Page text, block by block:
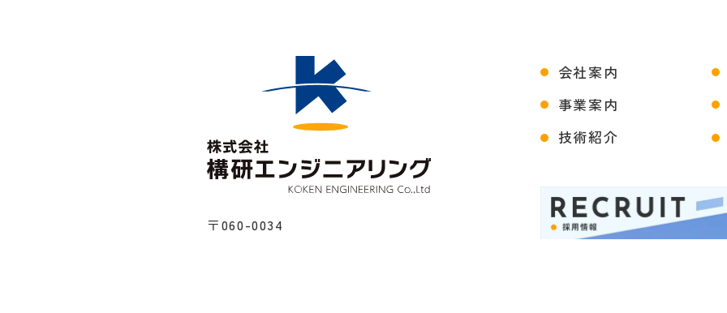
〒060-0034
会社案内
事業案内
技術紹介